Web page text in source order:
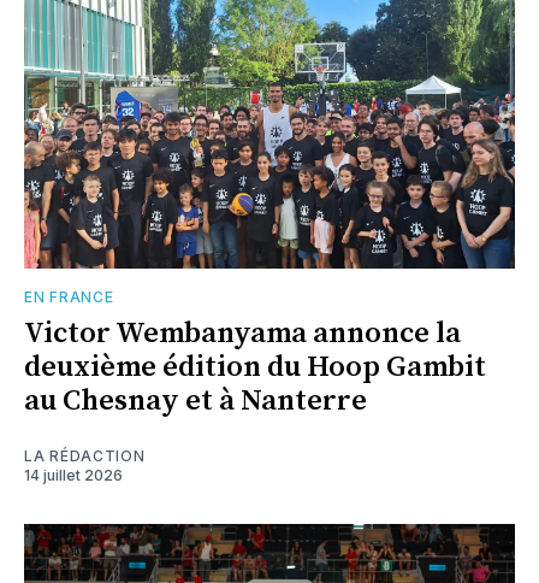
EN FRANCE
Victor Wembanyama annonce la
deuxième édition du Hoop Gambit
au Chesnay et à Nanterre
LA RÉDACTION
14 juillet 2026